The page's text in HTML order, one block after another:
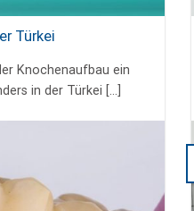
Türkei
Knochenaufbau ein
in der Türkei [...]